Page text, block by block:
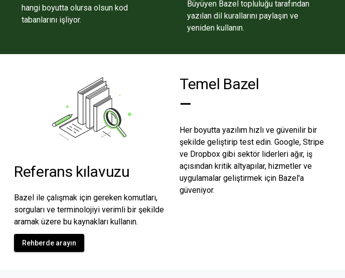
hangi boyutta olursa olsun kod
tabanlarını işliyor.
Büyüyen Bazel topluluğu tarafından
yazılan dil kurallarını paylaşın ve
yeniden kullanın.
Referans kılavuzu
Bazel ile çalışmak için gereken komutları,
sorguları ve terminolojiyi verimli bir şekilde
aramak üzere bu kaynakları kullanın.
Rehberde arayın
Temel Bazel
—
Her boyutta yazılım hızlı ve güvenilir bir
şekilde geliştirip test edin. Google, Stripe
ve Dropbox gibi sektör liderleri ağır, iş
açısından kritik altyapılar, hizmetler ve
uygulamalar geliştirmek için Bazel'a
güveniyor.